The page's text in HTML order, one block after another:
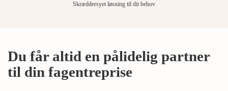
Skræddersyet løsning til dit behov
Du får altid en pålidelig partner
til din fagentreprise